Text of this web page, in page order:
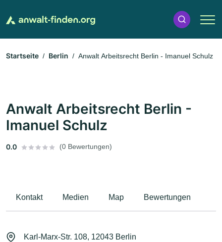
Startseite Berlin Anwalt Arbeitsrecht Berlin - Imanuel Schulz
Anwalt Arbeitsrecht Berlin -
Imanuel Schulz
0.0 (0 Bewertungen)
Kontakt Medien Map Bewertungen
Karl-Marx-Str. 108, 12043 Berlin